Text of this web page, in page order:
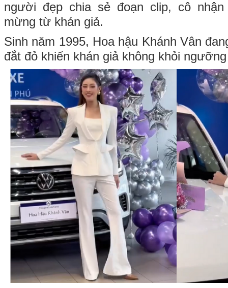
người đẹp chia sẻ đoạn clip, cô
mừng từ khán giả.
Sinh năm 1995, Hoa hậu Khánh Vân
đắt đỏ khiến khán giả không khỏi